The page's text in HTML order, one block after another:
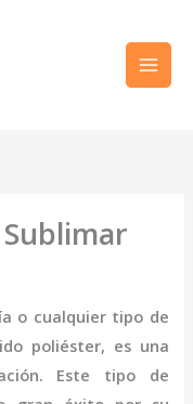
o cualquier tipo de
poliéster, es una
Este tipo de